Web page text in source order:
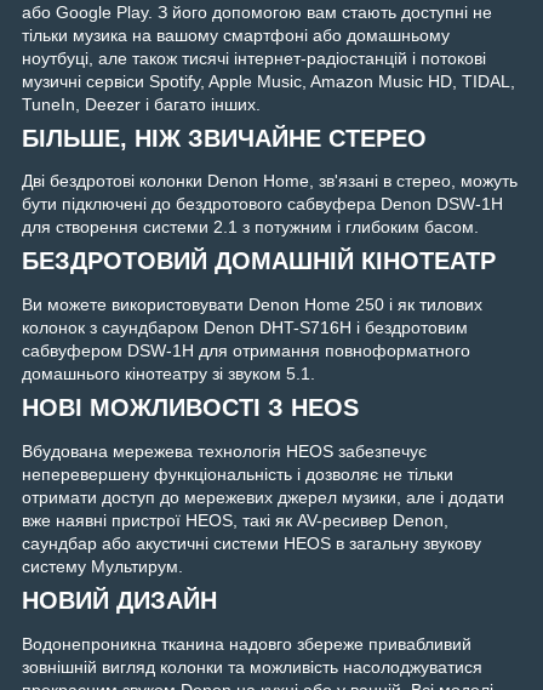
або Google Play. З його допомогою вам стають доступні не
тільки музика на вашому смартфоні або домашньому
ноутбуці, але також тисячі інтернет-радіостанцій і потокові
музичні сервіси Spotify, Apple Music, Amazon Music HD, TIDAL,
TuneIn, Deezer і багато інших.
БІЛЬШЕ, НІЖ ЗВИЧАЙНЕ СТЕРЕО
Дві бездротові колонки Denon Home, зв'язані в стерео, можуть
бути підключені до бездротового сабвуфера Denon DSW-1H
для створення системи 2.1 з потужним і глибоким басом.
БЕЗДРОТОВИЙ ДОМАШНІЙ КІНОТЕАТР
Ви можете використовувати Denon Home 250 і як тилових
колонок з саундбаром Denon DHT-S716H і бездротовим
сабвуфером DSW-1H для отримання повноформатного
домашнього кінотеатру зі звуком 5.1.
НОВІ МОЖЛИВОСТІ З HEOS
Вбудована мережева технологія HEOS забезпечує
неперевершену функціональність і дозволяє не тільки
отримати доступ до мережевих джерел музики, але і додати
вже наявні пристрої HEOS, такі як AV-ресивер Denon,
саундбар або акустичні системи HEOS в загальну звукову
систему Мультирум.
НОВИЙ ДИЗАЙН
Водонепроникна тканина надовго збереже привабливий
зовнішній вигляд колонки та можливість насолоджуватися